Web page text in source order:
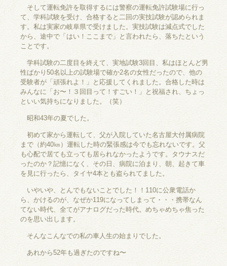
そして運転免許を取得するには警察の運転免許試験場に行っ
て、学科試験を受け、合格すると二回の実技試験が認められま
す。私は実家の岐阜県で受けました。実技試験は減点式でした
から、途中で「はい！ここまで」と言われたら、落ちたという
ことです。
学科試験の二度目を終えて、実地試験3回目、私はほとんど男
性ばかり50名以上の試験場で確か2名の女性だったので、他の
受験者が「頑張れよ！」と応援してくれました。合格した時は
みんなに「お〜！３回目って！すごい！」と祝福され、ちょっ
といい気持ちになりました。（笑）
昭和43年の夏でした。
初めて家から運転して、父が入院していた名古屋大付属病院
まで（約40㎞）運転した時の緊張感は今でも忘れないです。父
も心配で居ても立っても居られなかったようです。タウナスだ
ったのか？記憶になく、その日、病院に泊まり、朝、起きて車
を見に行ったら、タイヤ4本とも盗られてました。
いやいや、とんでもないことでした！！110に公衆電話か
ら、かけるのが、なぜか119になってしまって・・・携帯なん
てない時代、全てがアナログだった時代。めちゃめちゃ焦った
のを思い出します。
そんなこんなでの私の車人生の始まりでした。
あれから52年も過ぎたのですね〜